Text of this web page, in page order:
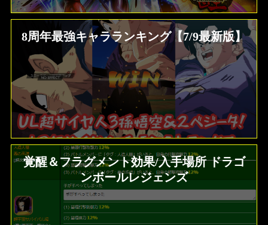
8周年最強キャラランキング【7/9最新版】
覚醒＆フラグメント効果/入手場所 ドラゴ
ンボールレジェンズ